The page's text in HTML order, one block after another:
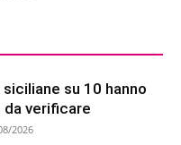
su 10 hanno
da verificare
2026